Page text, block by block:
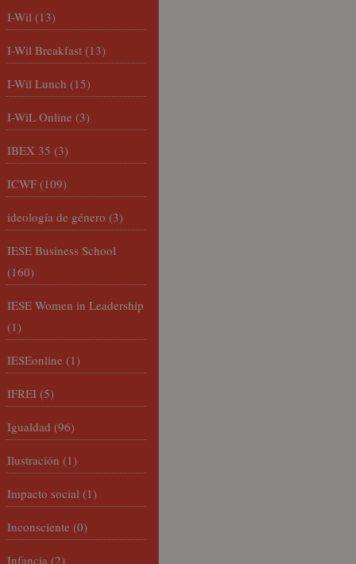
I-Wil (13)
I-Wil Breakfast (13)
I-Wil Lunch (15)
I-WiL Online (3)
IBEX 35 (3)
ICWF (109)
ideología de género (3)
IESE Business School
(160)
IESE Women in Leadership
(1)
IESEonline (1)
IFREI (5)
Igualdad (96)
Ilustración (1)
Impacto social (1)
Inconsciente (0)
Infancia (2)